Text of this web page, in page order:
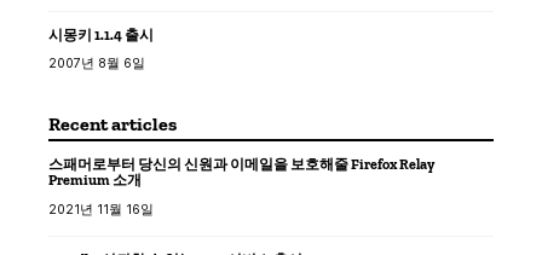
시몽키 1.1.4 출시
2007년 8월 6일
Recent articles
스패머로부터 당신의 신원과 이메일을 보호해줄 Firefox Relay
Premium 소개
2021년 11월 16일